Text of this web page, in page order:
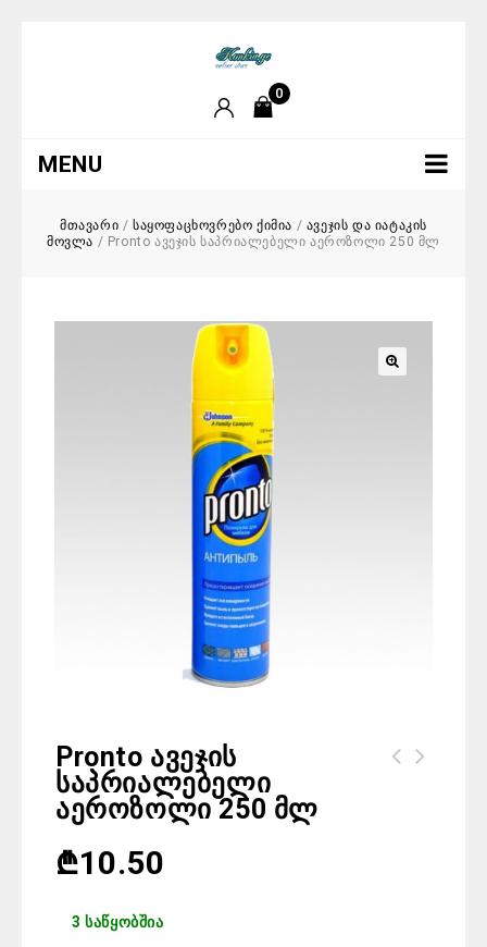
0
MENU
მთავარი / საყოფაცხოვრებო ქიმია / ავეჯის და იატაკის
მოვლა / Pronto ავეჯის საპრიალებელი აეროზოლი 250 მლ
Pronto Ავეჯის
Საპრიალებელი
Აეროზოლი 250 Მლ
₾10.50
3 საწყობშია